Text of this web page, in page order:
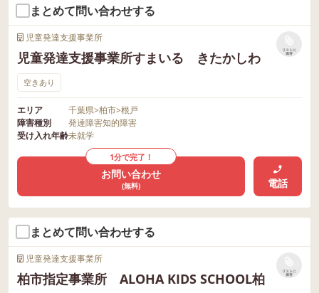
まとめて問い合わせする
児童発達支援事業所
児童発達支援事業所すまいる きたかしわ
リストに
保存
空きあり
エリア 千葉県>柏市>根戸
障害種別
発達障害知的障害
受け入れ年齢未就学
1分で完了！
お問い合わせ
(無料) 電話
まとめて問い合わせする
児童発達支援事業所
柏市指定事業所 ALOHA KIDS SCHOOL柏
リストに
保存